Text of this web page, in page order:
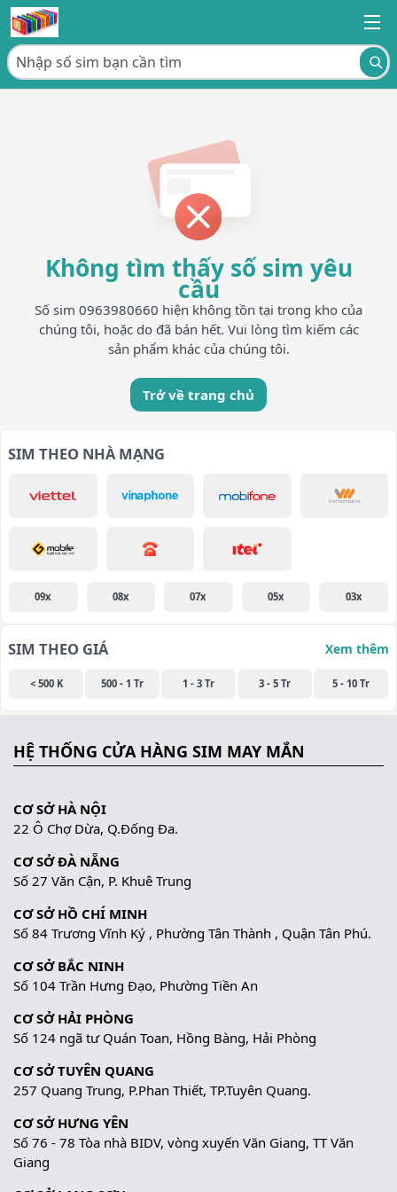
Không tìm thấy số sim yêu
cầu
Số sim 0963980660 hiện không tồn tại trong kho của
chúng tôi, hoặc do đã bán hết. Vui lòng tìm kiếm các
sản phẩm khác của chúng tôi.
Trở về trang chủ
SIM THEO NHÀ MẠNG
09x 08x 07x 05x 03x
SIM THEO GIÁ Xem thêm
< 500 K 500 - 1 Tr 1 - 3 Tr 3 - 5 Tr 5 - 10 Tr
HỆ THỐNG CỬA HÀNG SIM MAY MẮN
CƠ SỞ HÀ NỘI
22 Ô Chợ Dừa, Q.Đống Đa.
CƠ SỞ ĐÀ NẴNG
Số 27 Văn Cận, P. Khuê Trung
CƠ SỞ HỒ CHÍ MINH
Số 84 Trương Vĩnh Ký , Phường Tân Thành , Quận Tân Phú.
CƠ SỞ BẮC NINH
Số 104 Trần Hưng Đạo, Phường Tiền An
CƠ SỞ HẢI PHÒNG
Số 124 ngã tư Quán Toan, Hồng Bàng, Hải Phòng
CƠ SỞ TUYÊN QUANG
257 Quang Trung, P.Phan Thiết, TP.Tuyên Quang.
CƠ SỞ HƯNG YÊN
Số 76 - 78 Tòa nhà BIDV, vòng xuyến Văn Giang, TT Văn
Giang